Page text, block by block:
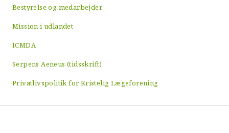
Bestyrelse og medarbejder
Mission i udlandet
ICMDA
Serpens Aeneus (tidsskrift)
Privatlivspolitik for Kristelig Lægeforening